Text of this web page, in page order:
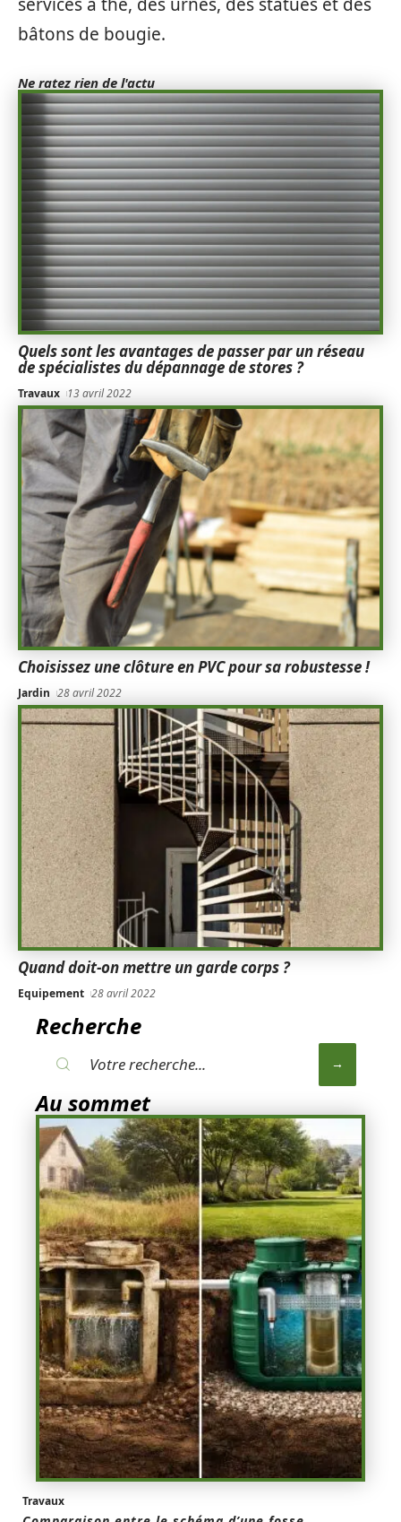
bâtons de bougie.
Ne ratez rien de l'actu
Quels sont les avantages de passer par un réseau
de spécialistes du dépannage de stores ?
Travaux 13 avril 2022
Choisissez une clôture en PVC pour sa robustesse !
Jardin 28 avril 2022
Quand doit-on mettre un garde corps ?
Equipement 28 avril 2022
Recherche
Au sommet
Travaux